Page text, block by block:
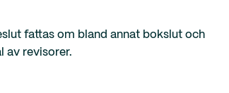
fattas om bland annat bokslut och
av revisorer.